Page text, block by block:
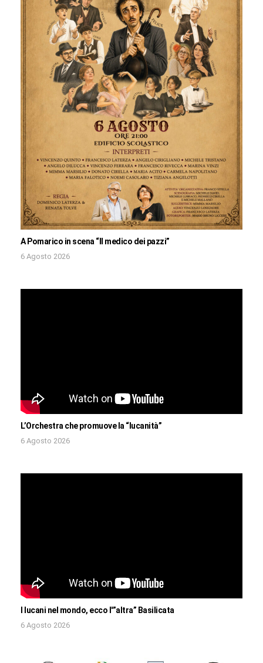
A Pomarico in scena “Il medico dei pazzi”
6 Agosto 2026
L’Orchestra che promuove la “lucanità”
6 Agosto 2026
I lucani nel mondo, ecco l'”altra” Basilicata
6 Agosto 2026